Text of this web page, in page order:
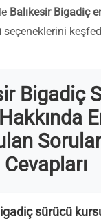
Balıkesir Bigadiç
seçeneklerini
Bigadiç
Cevapları
sürücü